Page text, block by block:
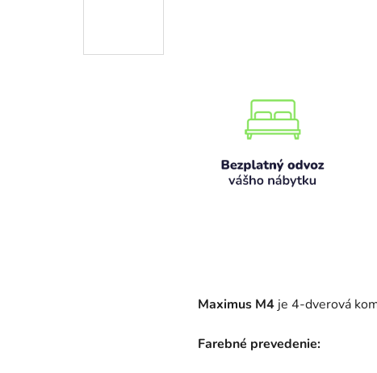
Maximus M4 je 4-dverová
Farebné prevedenie: